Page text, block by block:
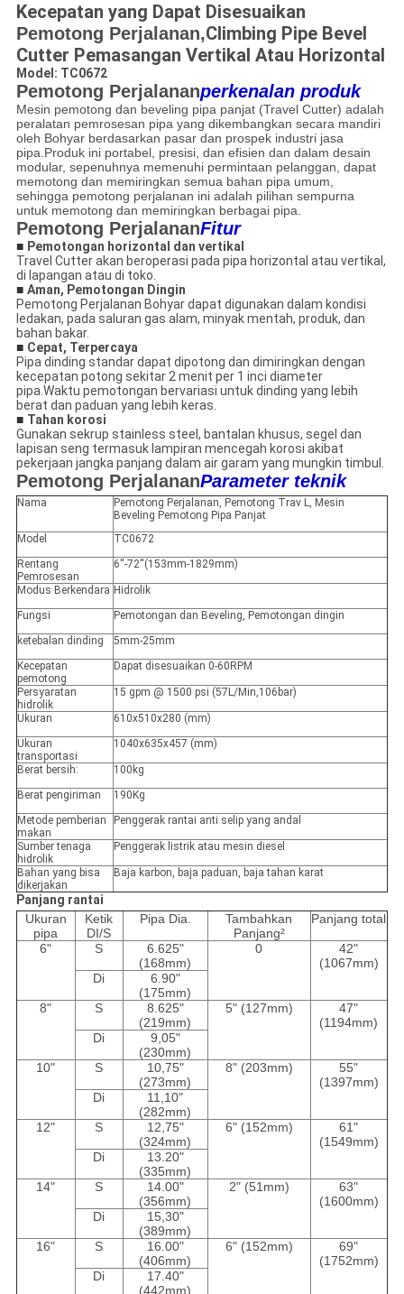
Kecepatan yang Dapat Disesuaikan
Pemotong Perjalanan,Climbing Pipe Bevel
Cutter Pemasangan Vertikal Atau Horizontal
Model: TC0672
Pemotong Perjalananperkenalan produk
Mesin pemotong dan beveling pipa panjat (Travel Cutter) adalah
peralatan pemrosesan pipa yang dikembangkan secara mandiri
oleh Bohyar berdasarkan pasar dan prospek industri jasa
pipa.Produk ini portabel, presisi, dan efisien dan dalam desain
modular, sepenuhnya memenuhi permintaan pelanggan, dapat
memotong dan memiringkan semua bahan pipa umum,
sehingga pemotong perjalanan ini adalah pilihan sempurna
untuk memotong dan memiringkan berbagai pipa.
Pemotong PerjalananFitur
■ Pemotongan horizontal dan vertikal
Travel Cutter akan beroperasi pada pipa horizontal atau vertikal,
di lapangan atau di toko.
■ Aman, Pemotongan Dingin
Pemotong Perjalanan Bohyar dapat digunakan dalam kondisi
ledakan, pada saluran gas alam, minyak mentah, produk, dan
bahan bakar.
■ Cepat, Terpercaya
Pipa dinding standar dapat dipotong dan dimiringkan dengan
kecepatan potong sekitar 2 menit per 1 inci diameter
pipa.Waktu pemotongan bervariasi untuk dinding yang lebih
berat dan paduan yang lebih keras.
■ Tahan korosi
Gunakan sekrup stainless steel, bantalan khusus, segel dan
lapisan seng termasuk lampiran mencegah korosi akibat
pekerjaan jangka panjang dalam air garam yang mungkin timbul.
Pemotong PerjalananParameter teknik
Nama
Pemotong Perjalanan, Pemotong Trav L, Mesin
Beveling Pemotong Pipa Panjat
Model
TC0672
Rentang
Pemrosesan
6''-72''(153mm-1829mm)
Modus Berkendara Hidrolik
Fungsi
Pemotongan dan Beveling, Pemotongan dingin
ketebalan dinding
5mm-25mm
Kecepatan
pemotong
Dapat disesuaikan 0-60RPM
Persyaratan
hidrolik
15 gpm @ 1500 psi (57L/Min,106bar)
Ukuran
610x510x280 (mm)
Ukuran
transportasi
1040x635x457 (mm)
Berat bersih:
100kg
Berat pengiriman
190Kg
Metode pemberian
makan
Penggerak rantai anti selip yang andal
Sumber tenaga
hidrolik
Penggerak listrik atau mesin diesel
Bahan yang bisa
dikerjakan
Baja karbon, baja paduan, baja tahan karat
Panjang rantai
Ukuran
pipa
Ketik
DI/S
Pipa Dia.
Tambahkan
Panjang²
Panjang total
6" S
6.625"
(168mm)
0
42"
(1067mm)
Di
6.90"
(175mm)
8"
S
8.625"
(219mm)
5" (127mm)
47"
(1194mm)
Di
9,05"
(230mm)
10"
S
10,75"
(273mm)
8" (203mm)
55"
(1397mm)
Di
11,10"
(282mm)
12"
S
12,75"
(324mm)
6" (152mm)
61"
(1549mm)
Di
13.20"
(335mm)
14"
S
14.00"
(356mm)
2" (51mm)
63"
(1600mm)
Di
15,30"
(389mm)
16"
S
16.00"
(406mm)
6" (152mm)
69"
(1752mm)
Di
17.40"
(442mm)